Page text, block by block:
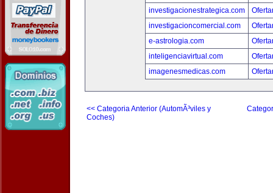
investigacionestrategica.com
investigacioncomercial.com
e-astrologia.com
inteligenciavirtual.com
imagenesmedicas.com
<< Categoria Anterior (AutomÃ³viles y
Coches)